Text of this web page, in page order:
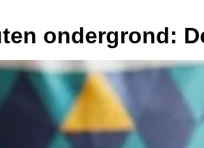
ondergrond: